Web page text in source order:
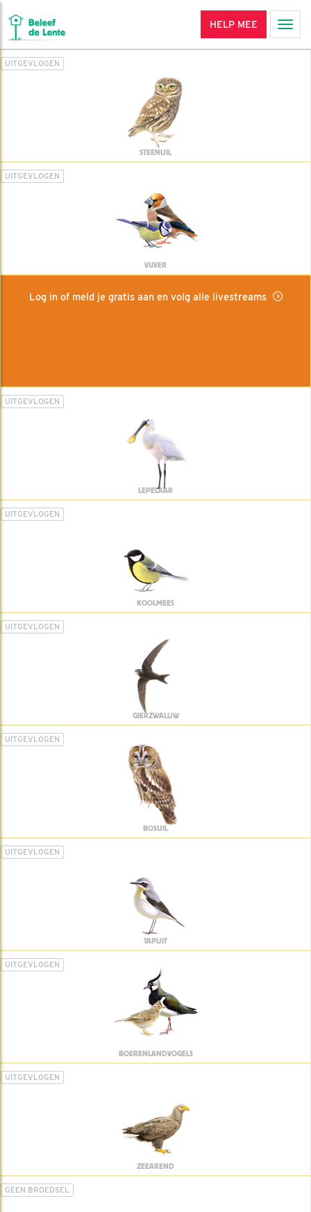
HELP MEE
UITGEVLOGEN
STEENUIL
UITGEVLOGEN
VIJVER
Log in of meld je gratis aan en volg alle livestreams
UITGEVLOGEN
LEPELAAR
UITGEVLOGEN
KOOLMEES
UITGEVLOGEN
GIERZWALUW
UITGEVLOGEN
BOSUIL
UITGEVLOGEN
TAPUIT
UITGEVLOGEN
BOERENLANDVOGELS
UITGEVLOGEN
ZEEAREND
GEEN BROEDSEL